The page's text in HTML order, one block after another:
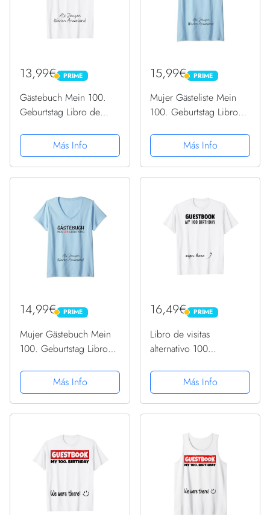
13,99€ PRIME
PRIME
Gästebuch Mein 100.
Geburtstag Libro de
Más Info
15,99€ PRIME
PRIME
Mujer Gästeliste Mein
100. Geburtstag Libro
Cuello VMás Info
14,99€ PRIME
PRIME
Mujer Gästebuch Mein
100. Geburtstag Libro
Cuello VMás Info
16,49€ PRIME
PRIME
Libro de visitas
alternativo 100
decoraciones para él ella
Camiseta
Más Info